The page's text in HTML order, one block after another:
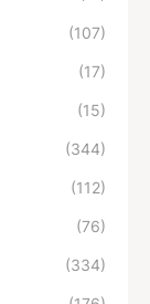
(107)
(17)
(15)
(344)
(112)
(76)
(334)